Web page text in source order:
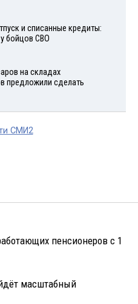
и списанные кредиты:
бойцов СВО
на складах
предложили сделать
СМИ2
пенсионеров с 1
масштабный